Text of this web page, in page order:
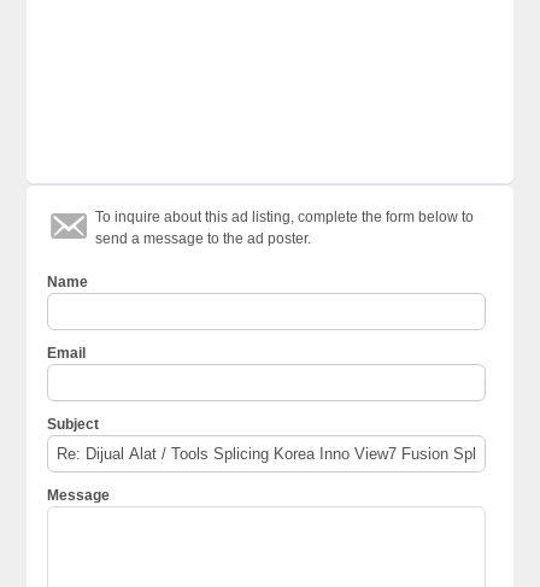
To inquire about this ad listing, complete the form below to
send a message to the ad poster.
Name
Email
Subject
Message